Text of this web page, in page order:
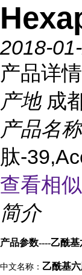
2018-
产品详情
产地 成
产品名称
肽-
查看相
简介
产品参数----乙酰基
中文名称： 乙酰基